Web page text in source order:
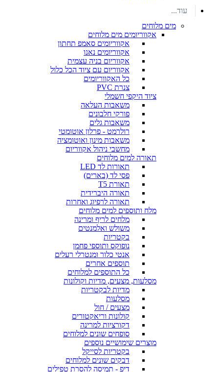
עוד...
מים מלוחים
אקווריומים מים מלוחים
אקווריומים סאמפ תחתון
אקווריומים נאנו
אקווריום בניה עצמית
אקווריום עם ציוד הכל כלול
כל האקווריומים
צנרת PVC
ציוד היקפי חשמלי
משאבות העלאה
פורקי חלבונים
משאבות גלים
רולרמט - פרלון אוטומטי
משאבות מינון ואוטומציה
מחשבי ניהול אקווריום
תאורה למים מלוחים
תאורות לד LED
פסי לד (בארים)
תאורת T5
תאורה היברידית
תאורה לרפיוג ואחרות
מלח ותוספים למים מלוחים
מלחים לריף ומרינה
משולש ואלמנטים
בקטריות
נופוקס ותוספי פחמן
אנטי כלור ומנטרלי רעלים
תוספים אחרים
כל התוספים למלוחים
מסלעות, מצעים, מדיות וקולונות
מדיות לבקטריות
מסלעות
מצעים / חול
קולונות וריאקטורים
דקורציות למרינה
סופחים שונים למלוחים
מוצרים שימושיים נוספים
בקטריות לסייקל
דבקים שונים למלוחים
דיפ - תמיסה להסרת טפילים